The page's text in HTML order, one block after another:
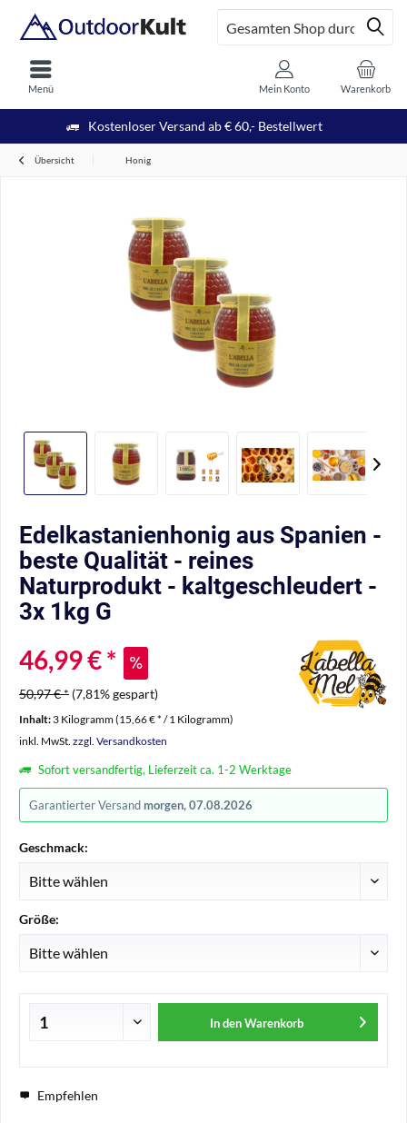
Kostenloser Versand ab € 60,- Bestellwert
Menü Warenkorb
Mein Konto
Übersicht Honig
Edelkastanienhonig aus Spanien -
beste Qualität - reines
Naturprodukt - kaltgeschleudert -
3x 1kg G
46,99 € *
50,97 € * (7,81% gespart)
Inhalt: 3 Kilogramm (15,66 € * / 1 Kilogramm)
inkl. MwSt. zzgl. Versandkosten
Sofort versandfertig, Lieferzeit ca. 1-2 Werktage
Garantierter Versand morgen, 07.08.2026
Geschmack:
Größe:
In den Warenkorb
Empfehlen